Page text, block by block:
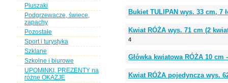
Pluszaki
Podgrzewacze, świece,
zapachy
Pozostałe
Sport i turystyka
Szklane
Szkolne i biurowe
UPOMINKI, PREZENTY na
różne OKAZJE
Bukiet TULIPAN wys. 33 cm, 7
Kwiat RÓŻA wys. 71 cm (2
4
Główka kwiatowa RÓŻA 10 cm
Kwiat RÓŻA pojedyncza wys.